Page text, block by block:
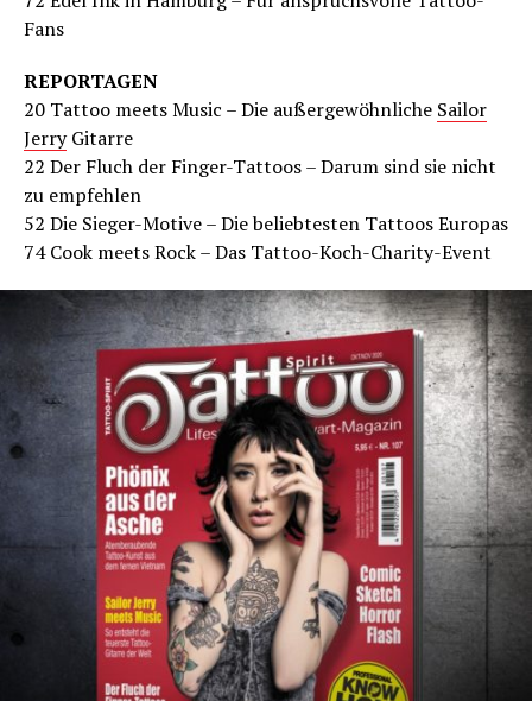
Fans
REPORTAGEN
20 Tattoo meets Music – Die außergewöhnliche Sailor
JerryGitarre
22 Der Fluch der Finger-Tattoos – Darum sind sie nicht
zu empfehlen
52 Die Sieger-Motive – Die beliebtesten Tattoos Europas
74 Cook meets Rock – Das Tattoo-Koch-Charity-Event